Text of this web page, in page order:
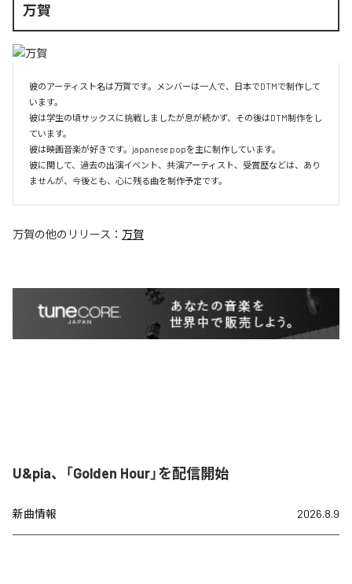
万賀
彼のアーティスト名は万賀です。メンバーは一人で、日本でDTMで制作して
います。
彼は学生の頃サックスに挑戦しましたが息が続かず、その後はDTM制作をし
ています。
彼は映画音楽が好きです。japanese popを主に制作しています。
彼に関して、過去の出演イベント、共演アーティスト、受賞歴などは、あり
ませんが、今後とも、心に残る曲を制作予定です。
万賀の他のリリース： 万賀
U&pia、「Golden Hour」を配信開始
新曲情報 2026.8.9